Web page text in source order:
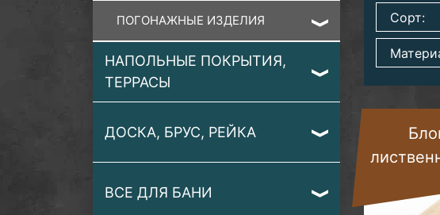
ПОГОНАЖНЫЕ ИЗДЕЛИЯ
НАПОЛЬНЫЕ ПОКРЫТИЯ,
ТЕРРАСЫ
ДОСКА, БРУС, РЕЙКА
ВСЕ ДЛЯ БАНИ
Сорт: